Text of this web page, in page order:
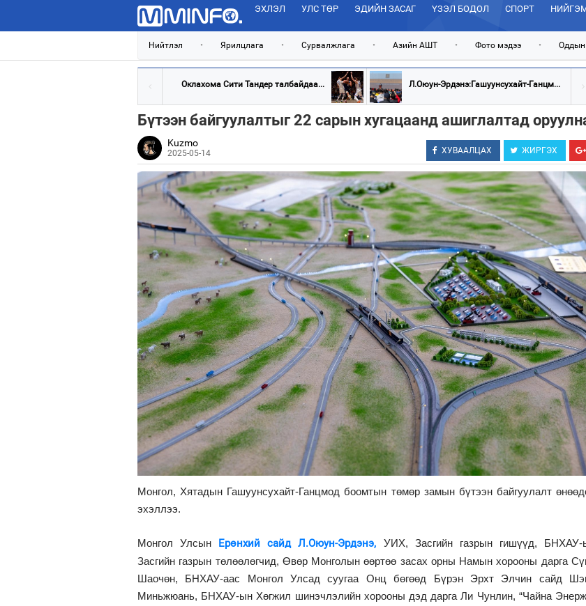
ЭХЛЭЛ УЛС ТӨР ЭДИЙН ЗАСАГ ҮЗЭЛ БОДОЛ СПОРТ
Нийтлэл • Ярилцлага • Сурвалжлага • Азийн АШТ • Фото мэдээ •
Оклахома Сити Тандер талбайдаа... Л.Оюун-Эрдэнэ:Гашуунсухайт-Ганцм...
Бүтээн байгуулалтыг 22 сарын хугацаанд ашиглалтад
Kuzmo
2025-05-14 ХУВААЛЦАХ ЖИРГЭХ
Монгол, Хятадын Гашуунсухайт-Ганцмод боомтын төмөр замын бүтээн байгуулалт
эхэллээ.
Монгол Улсын Ерөнхий сайд Л.Оюун-Эрдэнэ, УИХ, Засгийн газрын гишүүд, БНХАУ-
Засгийн газрын төлөөлөгчид, Өвөр Монголын өөртөө засах орны Намын хорооны дарга
Шаочөн, БНХАУ-аас Монгол Улсад суугаа Онц бөгөөд Бүрэн Эрхт Элчин сайд
Миньжюань, БНХАУ-ын Хөгжил шинэчлэлийн хорооны дэд дарга Ли Чунлин, “Чайна